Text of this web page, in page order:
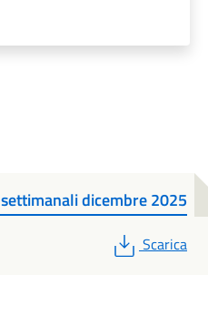
dicembre 2025
PDF
Scarica